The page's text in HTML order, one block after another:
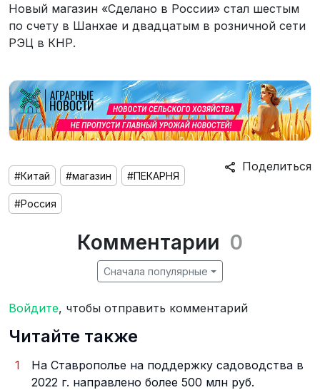
Новый магазин «Сделано в России» стал шестым
по счету в Шанхае и двадцатым в розничной сети
РЭЦ в КНР.
Поделиться
#Китай #магазин #ПЕКАРНЯ
#Россия
Комментарии 0
Сначала популярные
Войдите, чтобы отправить комментарий
Читайте также
1
На Ставрополье на поддержку садоводства в
2022 г. направлено более 500 млн руб.